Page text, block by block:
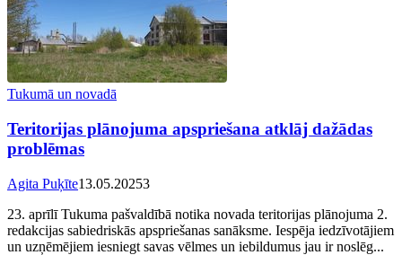
Tukumā un novadā
Teritorijas plānojuma apspriešana atklāj dažādas
problēmas
Agita Puķīte13.05.20253
23. aprīlī Tukuma pašvaldībā notika novada teritorijas plānojuma 2.
redakcijas sabiedriskās apspriešanas sanāksme. Iespēja iedzīvotājiem
un uzņēmējiem iesniegt savas vēlmes un iebildumus jau ir noslēg...